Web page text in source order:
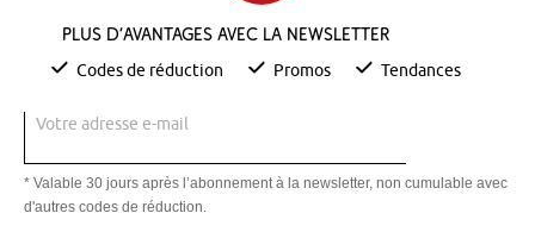
Plus d’avantages avec la newsletter
Codes de réduction Promos Tendances
Votre adresse e-mail
* Valable 30 jours après l’abonnement à la newsletter, non cumulable avec
d'autres codes de réduction.